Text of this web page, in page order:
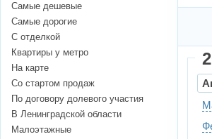
Самые дешевые
Самые дорогие
С отделкой
Квартиры у метро
На карте
Со стартом продаж
По договору долевого участия
В Ленинградской области
Малоэтажные